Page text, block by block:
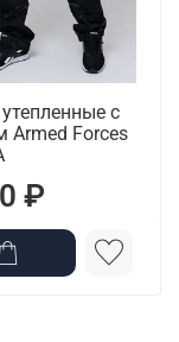
с
Armed Forces
₽